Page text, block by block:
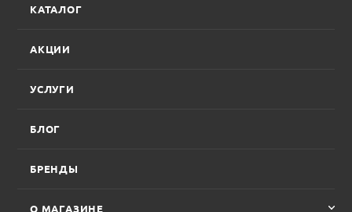
КАТАЛОГ
АКЦИИ
УСЛУГИ
БЛОГ
БРЕНДЫ
О МАГАЗИНЕ